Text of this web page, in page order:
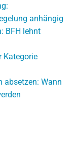
anhängig
BFH lehnt
Kategorie
absetzen: Wann